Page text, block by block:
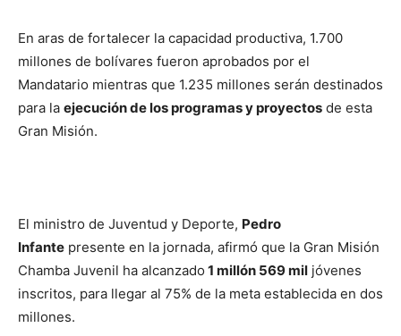
En aras de fortalecer la capacidad productiva, 1.700
millones de bolívares fueron aprobados por el
Mandatario mientras que 1.235 millones serán destinados
para la ejecución de los programas y proyectos de esta
Gran Misión.
El ministro de Juventud y Deporte, Pedro
Infante presente en la jornada, afirmó que la Gran Misión
Chamba Juvenil ha alcanzado 1 millón 569 mil jóvenes
inscritos, para llegar al 75% de la meta establecida en dos
millones.